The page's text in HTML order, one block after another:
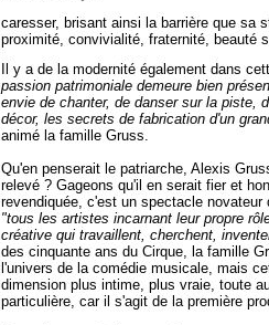
caresser, brisant ainsi la barrière que sa
proximité, convivialité, fraternité, beauté
Il y a de la modernité également dans
passion patrimoniale demeure bien
envie de chanter, de danser sur la piste,
décor, les secrets de fabrication d'un
animé la famille Gruss.
Qu'en penserait le patriarche, Alexis
relevé ? Gageons qu'il en serait fier et
revendiquée, c'est un spectacle
"tous les artistes incarnant leur propre
créative qui travaillent, cherchent,
des cinquante ans du Cirque, la famille
l'univers de la comédie musicale, mais
dimension plus intime, plus vraie, toute
particulière, car il s'agit de la première